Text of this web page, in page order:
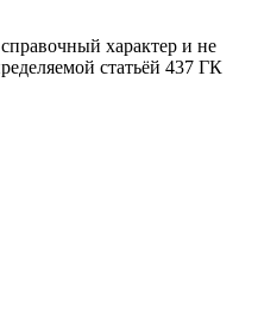
характер и не
статьёй 437 ГК